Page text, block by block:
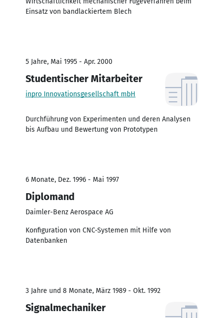
Einsatz von bandlackiertem Blech
5 Jahre, Mai 1995 - Apr. 2000
Studentischer Mitarbeiter
inpro Innovationsgesellschaft mbH
Durchführung von Experimenten und deren Analysen
bis Aufbau und Bewertung von Prototypen
6 Monate, Dez. 1996 - Mai 1997
Diplomand
Daimler-Benz Aerospace AG
Konfiguration von CNC-Systemen mit Hilfe von
Datenbanken
3 Jahre und 8 Monate, März 1989 - Okt. 1992
Signalmechaniker